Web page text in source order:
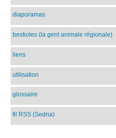
diaporamas
bestioles (la gent animale régionale)
liens
utilisation
glossaire
fil RSS (Sedna)